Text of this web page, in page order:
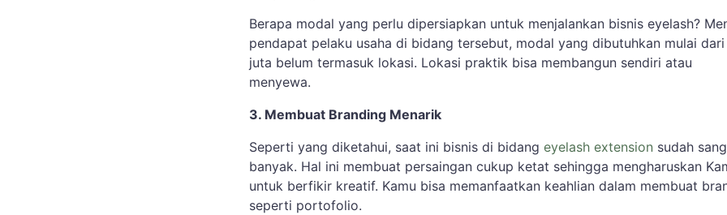
Berapa modal yang perlu dipersiapkan untuk menjalankan bisnis eyelash?
pendapat pelaku usaha di bidang tersebut, modal yang dibutuhkan mulai
juta belum termasuk lokasi. Lokasi praktik bisa membangun sendiri atau
menyewa.
3. Membuat Branding Menarik
Seperti yang diketahui, saat ini bisnis di bidang eyelash extension sudah
banyak. Hal ini membuat persaingan cukup ketat sehingga mengharuskan
untuk berfikir kreatif. Kamu bisa memanfaatkan keahlian dalam membuat
seperti portofolio.